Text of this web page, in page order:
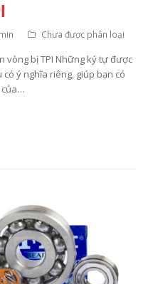
Chưa được phân loại
vòng bị TPI Những ký tự được
ý nghĩa riêng, giúp bạn có
của…